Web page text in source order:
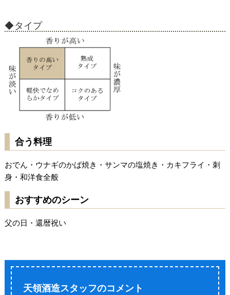
タイプ
合う料理
おでん・ウナギのかば焼き・サンマの塩焼き・カキフライ・刺
身・和洋食全般
おすすめのシーン
父の日・還暦祝い
天領酒造スタッフのコメント